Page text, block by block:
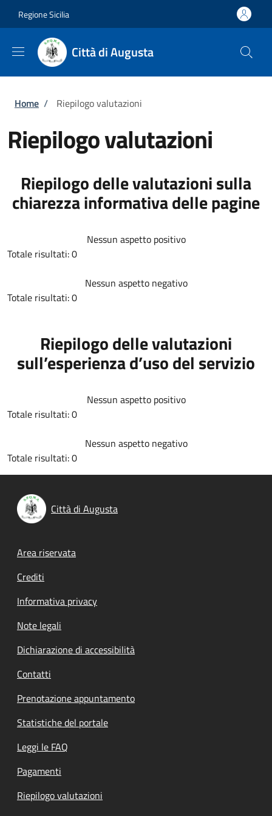
Regione Sicilia
Città di Augusta
Briciole di pane
Home / Riepilogo valutazioni
Riepilogo valutazioni
Riepilogo delle valutazioni sulla
chiarezza informativa delle pagine
Nessun aspetto positivo
Totale risultati: 0
Nessun aspetto negativo
Totale risultati: 0
Riepilogo delle valutazioni
sull’esperienza d’uso del servizio
Nessun aspetto positivo
Totale risultati: 0
Nessun aspetto negativo
Totale risultati: 0
Città di Augusta
Footer menu
Area riservata
Crediti
Informativa privacy
Note legali
Dichiarazione di accessibilità
Contatti
Prenotazione appuntamento
Statistiche del portale
Leggi le FAQ
Pagamenti
Riepilogo valutazioni